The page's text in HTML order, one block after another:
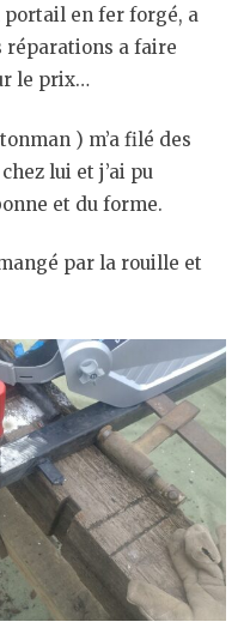
en fer forgé, a
réparations a faire
le prix…
) m’a filé des
lui et j’ai pu
et du forme.
par la rouille et